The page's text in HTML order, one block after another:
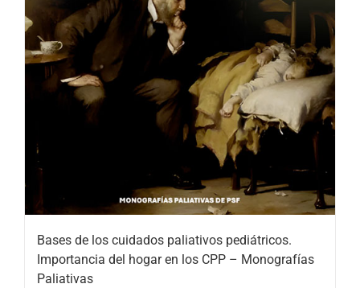
Bases de los cuidados paliativos pediátricos.
Importancia del hogar en los CPP – Monografías
Paliativas